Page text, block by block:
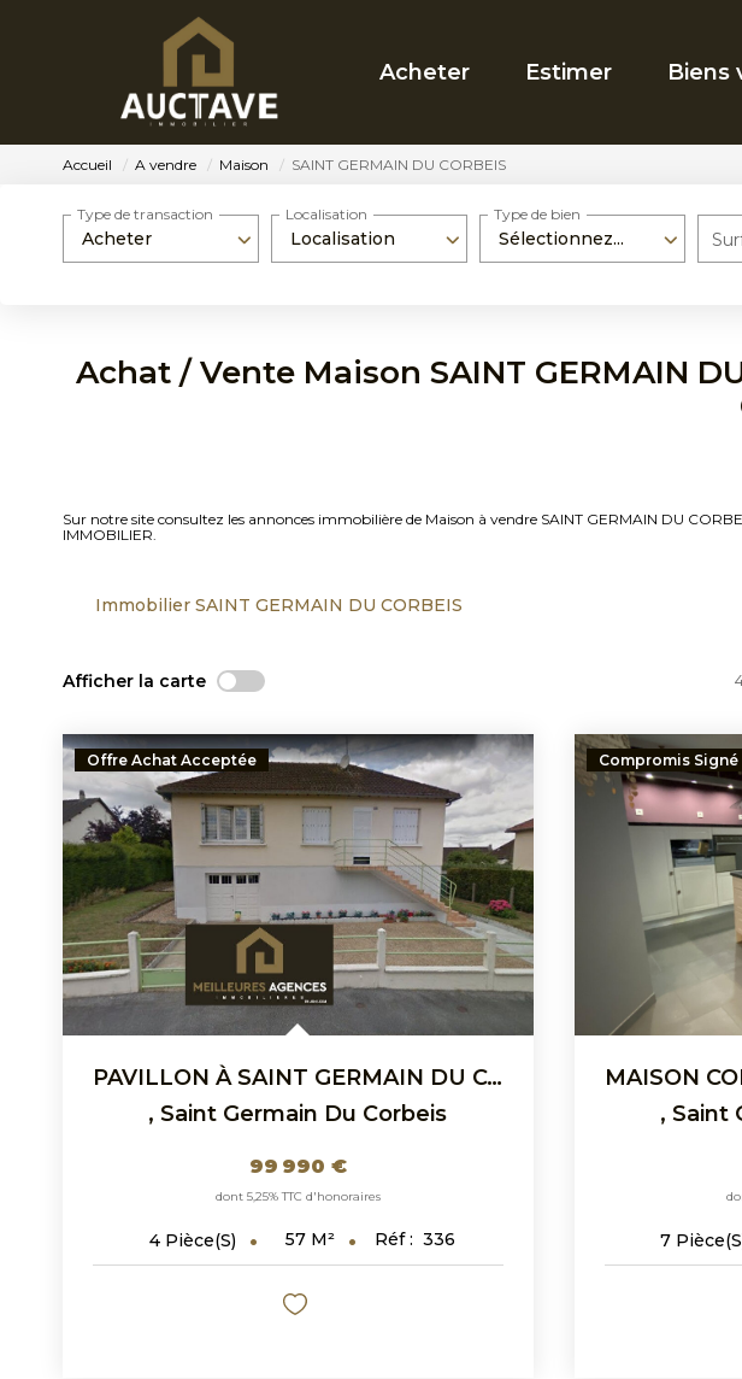
Acheter Estimer Biens
Accueil A vendre Maison SAINT GERMAIN DU CORBEIS
Acheter
Type de transaction
Localisation
Localisation
Sélectionnez...
Type de bien
Achat / Vente Maison SAINT GERMAIN
Sur notre site consultez les annonces immobilière de Maison à vendre SAINT GERMAIN DU
IMMOBILIER.
Immobilier SAINT GERMAIN DU CORBEIS
Afficher la carte
Offre Achat Acceptée
PAVILLON À SAINT GERMAIN DU CORBEIS
,Saint Germain Du Corbeis
99 990 €
dont 5,25% TTC d'honoraires
4 Pièce(s) 57 M² Réf : 336
Compromis Signé
, Saint
7